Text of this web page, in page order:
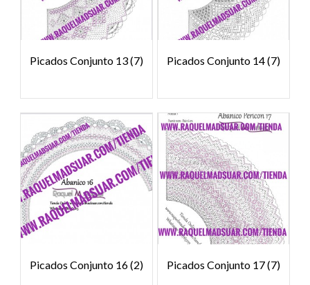
Picados Conjunto 13(7) Picados Conjunto 14(7)
Picados Conjunto 16(2) Picados Conjunto 17(7)